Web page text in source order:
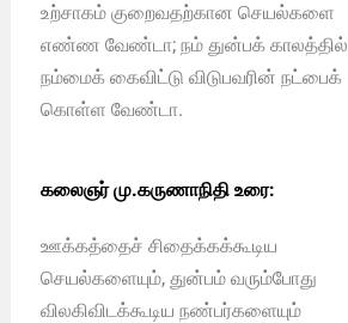
உற்சாகம் குறைவதற்கான செயல்களை
எண்ண வேண்டா; நம் துன்பக் காலத்தில்
நம்மைக் கைவிட்டு விடுபவரின் நட்பைக்
கொள்ள வேண்டா.
கலைஞர் மு.கருணாநிதி உரை:
ஊக்கத்தைச் சிதைக்கக்கூடிய
செயல்களையும், துன்பம் வரும்போது
விலகிவிடக்கூடிய நண்பர்களையும்